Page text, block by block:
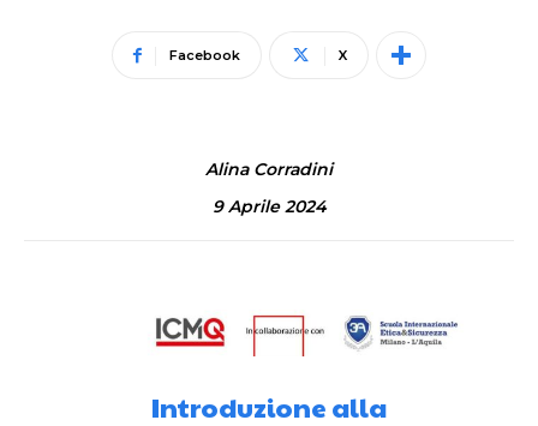
Facebook X
Alina Corradini
9 Aprile 2024
Introduzione alla